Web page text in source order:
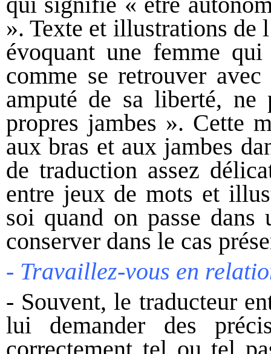
». Texte et illustrations de
évoquant une femme
comme se retrouver
amputé de sa liberté,
propres jambes ». Cette
aux bras et aux jambes
de traduction assez
entre jeux de mots et
soi quand on passe
conserver dans le cas
- Travaillez-vous en
- Souvent, le traducteur
lui demander des